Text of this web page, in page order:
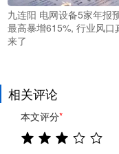
九连阳 电网设备5家年报
最高暴增615%, 行业风口
来了
相关评论
本文评分*